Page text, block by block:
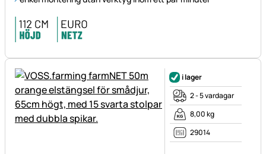
i lager
2 - 5 vardagar
8,00 kg
29014